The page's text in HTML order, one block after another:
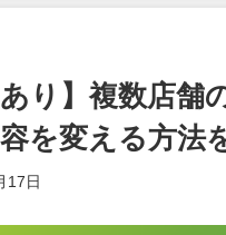
あり】複数店
を変える方法
17日